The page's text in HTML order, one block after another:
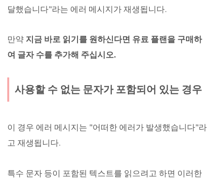
달했습니다"라는 에러 메시지가 재생됩니다.
만약 지금 바로 읽기를 원하신다면 유료 플랜을 구매하
여 글자 수를 추가해 주십시오.
사용할 수 없는 문자가 포함되어 있는 경우
이 경우 에러 메시지는 "어떠한 에러가 발생했습니다"라
고 재생됩니다.
특수 문자 등이 포함된 텍스트를 읽으려고 하면 이러한